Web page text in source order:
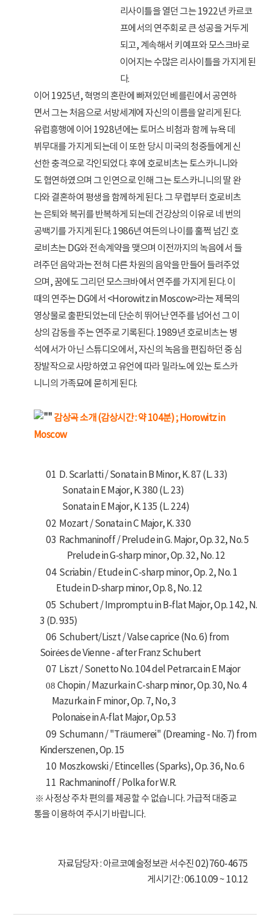
리사이틀을 열던 그는 1922년 카르코
프에서의 연주회로 큰 성공을 거두게
되고, 계속해서 키예프와 모스크바로
이어지는 수많은 리사이틀을 가지게 된
다.
이어 1925년, 혁명의 혼란에 빠져있던 베를린에서 공연하
면서 그는 처음으로 서방세계에 자신의 이름을 알리게 된다.
유럽흥행에 이어 1928년에는 토머스 비첨과 함께 뉴욕 데
뷔무대를 가지게 되는데 이 또한 당시 미국의 청중들에게 신
선한 충격으로 각인되었다. 후에 호로비츠는 토스카니니와
도 협연하였으며 그 인연으로 인해 그는 토스카니니의 딸 완
다와 결혼하여 평생을 함께하게 된다. 그 무렵부터 호로비츠
는 은퇴와 복귀를 반복하게 되는데 건강상의 이유로 네 번의
공백기를 가지게 된다. 1986년 여든의 나이를 훌쩍 넘긴 호
로비츠는 DG와 전속계약을 맺으며 이전까지의 녹음에서 들
려주던 음악과는 전혀 다른 차원의 음악을 만들어 들려주었
으며, 꿈에도 그리던 모스크바에서 연주를 가지게 된다. 이
때의 연주는 DG에서 <Horowitz in Moscow>라는 제목의
영상물로 출판되었는데 단순히 뛰어난 연주를 넘어선 그 이
상의 감동을 주는 연주로 기록된다. 1989년 호로비츠는 병
석에서가 아닌 스튜디오에서, 자신의 녹음을 편집하던 중 심
장발작으로 사망하였고 유언에 따라 밀라노에 있는 토스카
니니의 가족묘에 묻히게 된다.
감상곡 소개 (감상시간 : 약 104분) ; Horowitz in
Moscow
01 D. Scarlatti / Sonata in B Minor, K. 87 (L. 33)
Sonata in E Major, K. 380 (L. 23)
Sonata in E Major, K. 135 (L. 224)
02 Mozart / Sonata in C Major, K. 330
03 Rachmaninoff / Prelude in G. Major, Op. 32, No. 5
Prelude in G-sharp minor, Op. 32, No. 12
04 Scriabin / Etude in C-sharp minor, Op. 2, No. 1
Etude in D-sharp minor, Op. 8, No. 12
05 Schubert / Impromptu in B-flat Major, Op. 142, N.
3 (D. 935)
06 Schubert/Liszt / Valse caprice (No. 6) from
Soirées de Vienne - after Franz Schubert
07 Liszt / Sonetto No. 104 del Petrarca in E Major
08 Chopin / Mazurka in C-sharp minor, Op. 30, No. 4
Mazurka in F minor, Op. 7, No, 3
Polonaise in A-flat Major, Op. 53
09 Schumann / "Träumerei" (Dreaming - No. 7) from
Kinderszenen, Op. 15
10 Moszkowski / Etincelles (Sparks), Op. 36, No. 6
11 Rachmaninoff / Polka for W.R.
※ 사정상 주차 편의를 제공할 수 없습니다. 가급적 대중교
통을 이용하여 주시기 바랍니다.
자료담당자 : 아르코예술정보관 서수진 02)760-4675
게시기간 : 06.10.09 ~ 10.12